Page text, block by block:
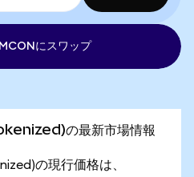
にスワップ
の最新市場情報
の現行価格は、